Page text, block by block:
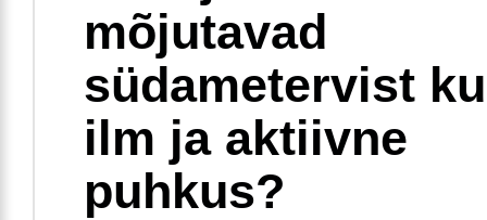
mõjutavad
südametervist
ilm ja aktiivne
puhkus?